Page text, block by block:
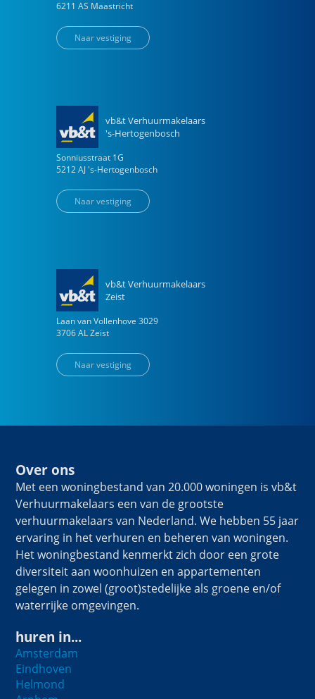
6211 AS Maastricht
Naar vestiging
vb&t Verhuurmakelaars
's-Hertogenbosch
Sonniusstraat 1G
5212 AJ 's-Hertogenbosch
Naar vestiging
vb&t Verhuurmakelaars
Zeist
Laan van Vollenhove 3029
3706 AL Zeist
Naar vestiging
Over ons
Met een woningbestand van 20.000 woningen is vb&t
Verhuurmakelaars een van de grootste
verhuurmakelaars van Nederland. We hebben 55 jaar
ervaring in het verhuren en beheren van woningen.
Het woningbestand kenmerkt zich door een grote
diversiteit aan woonhuizen en appartementen
gelegen in zowel (groot)stedelijke als groene en/of
waterrijke omgevingen.
huren in...
Amsterdam
Eindhoven
Helmond